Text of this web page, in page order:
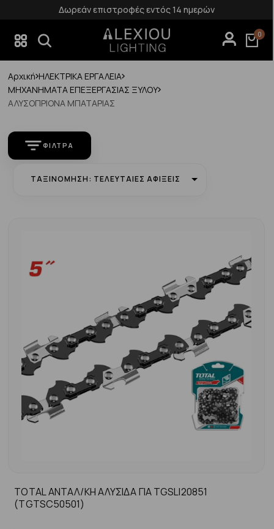
Δωρεάν επιστροφές εντός 14 ημερών
0
Αρχική ΗΛΕΚΤΡΙΚΑ ΕΡΓΑΛΕΙΑ
ΜΗΧΑΝΗΜΑΤΑ ΕΠΕΞΕΡΓΑΣΙΑΣ ΞΥΛΟΥ
ΑΛΥΣΟΠΡΙΟΝΑ ΜΠΑΤΑΡΙΑΣ
ΦΊΛΤΡΑ
ΤΑΞΙΝΌΜΗΣΗ: ΤΕΛΕΥΤΑΊΕΣ ΑΦΊΞΕΙΣ
TOTAL ΑΝΤΑΛ/ΚΗ ΑΛΥΣΙΔΑ ΓΙΑ TGSLI20851
(TGTSC50501)